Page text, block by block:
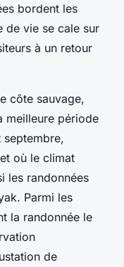
bordent les
de vie se cale sur
à un retour
côte sauvage,
meilleure période
septembre,
où le climat
les randonnées
Parmi les
la randonnée le
de